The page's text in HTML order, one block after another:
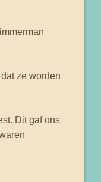
ze worden
Dit gaf ons